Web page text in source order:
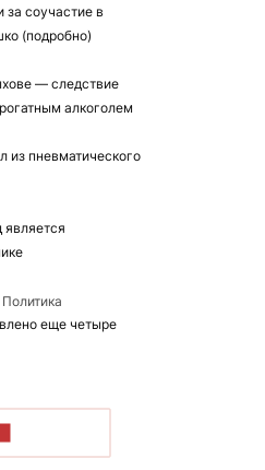
за соучастие в
(подробно)
— следствие
алкоголем
из пневматического
еще четыре